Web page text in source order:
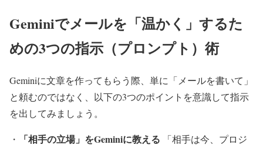
Geminiでメールを「温かく」するた
めの3つの指示（プロンプト）術
Geminiに文章を作ってもらう際、単に「メールを書いて」
と頼むのではなく、以下の3つのポイントを意識して指示
を出してみましょう。
・ 「相手の立場」をGeminiに教える 「相手は今、プロジ